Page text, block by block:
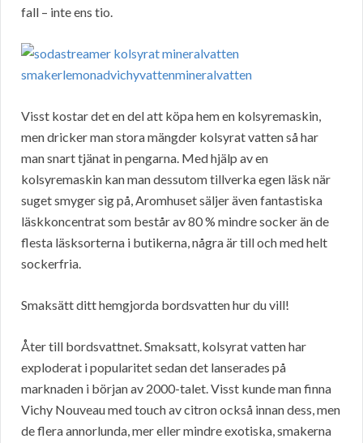
fall – inte ens tio.
Visst kostar det en del att köpa hem en kolsyremaskin,
men dricker man stora mängder kolsyrat vatten så har
man snart tjänat in pengarna. Med hjälp av en
kolsyremaskin kan man dessutom tillverka egen läsk när
suget smyger sig på, Aromhuset säljer även fantastiska
läskkoncentrat som består av 80 % mindre socker än de
flesta läsksorterna i butikerna, några är till och med helt
sockerfria.
Smaksätt ditt hemgjorda bordsvatten hur du vill!
Åter till bordsvattnet. Smaksatt, kolsyrat vatten har
exploderat i popularitet sedan det lanserades på
marknaden i början av 2000-talet. Visst kunde man finna
Vichy Nouveau med touch av citron också innan dess, men
de flera annorlunda, mer eller mindre exotiska, smakerna